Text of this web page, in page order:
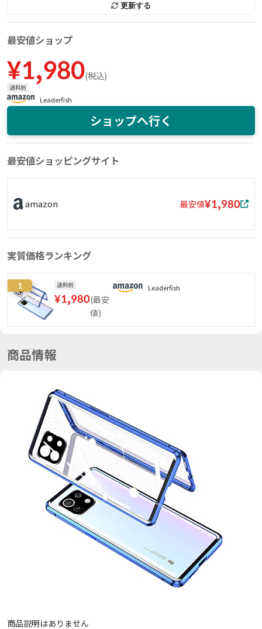
更新する
最安値ショップ
¥1,980(税込)
送料別
Leaderfish
ショップへ行く
最安値ショッピングサイト
amazon 最安値¥1,980
実質価格ランキング
1 送料別
¥1,980(最安
値)
Leaderfish
商品情報
商品説明はありません